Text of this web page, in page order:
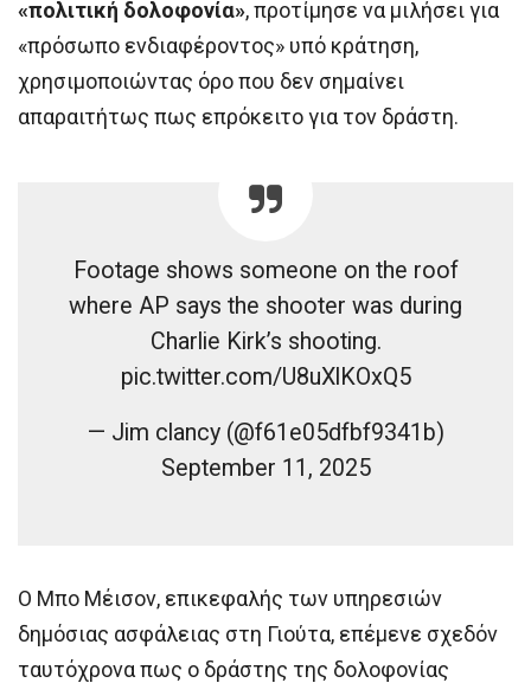
«πολιτική δολοφονία», προτίμησε να μιλήσει για
«πρόσωπο ενδιαφέροντος» υπό κράτηση,
χρησιμοποιώντας όρο που δεν σημαίνει
απαραιτήτως πως επρόκειτο για τον δράστη.
Footage shows someone on the roof
where AP says the shooter was during
Charlie Kirk’s shooting.
pic.twitter.com/U8uXlKOxQ5
— Jim clancy (@f61e05dfbf9341b)
September 11, 2025
Ο Μπο Μέισον, επικεφαλής των υπηρεσιών
δημόσιας ασφάλειας στη Γιούτα, επέμενε σχεδόν
ταυτόχρονα πως ο δράστης της δολοφονίας